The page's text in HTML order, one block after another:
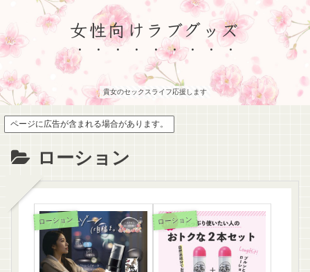
女性向けラブグッズ
貴女のセックスライフ応援します
ページに広告が含まれる場合があります。
ローション
ローション ローション